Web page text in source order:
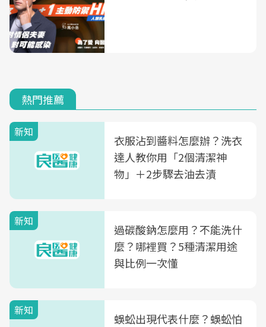
熱門推薦
新知
衣服沾到醬料怎麼辦？洗衣
達人教你用「2個清潔神
物」＋2步驟去油去漬
新知
過碳酸鈉怎麼用？不能洗什
麼？哪裡買？5種清潔用途
與比例一次懂
新知
蜈蚣出現代表什麼？蜈蚣怕